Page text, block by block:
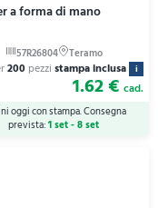
a forma di mano
200 pezzi stampa inclusa i
1.62 € cad.
oggi con stampa. Consegna
prevista:1 set - 8 set